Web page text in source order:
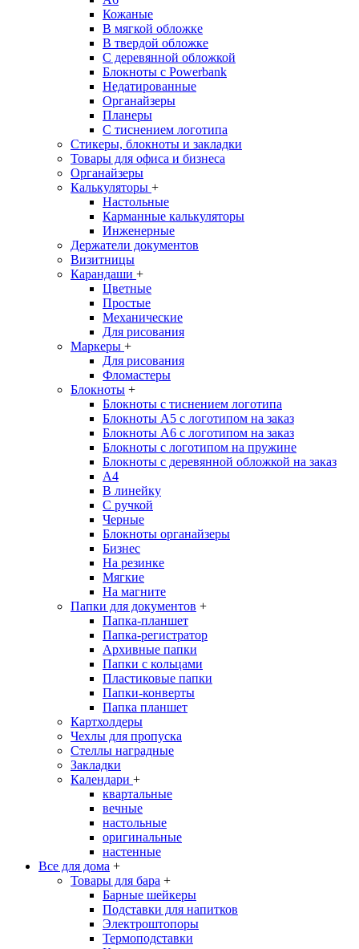
Кожаные
В мягкой обложке
В твердой обложке
С деревянной обложкой
Блокноты с Powerbank
Недатированные
Органайзеры
Планеры
С тиснением логотипа
Стикеры, блокноты и закладки
Товары для офиса и бизнеса
Органайзеры
Калькуляторы +
Настольные
Карманные калькуляторы
Инженерные
Держатели документов
Визитницы
Карандаши +
Цветные
Простые
Механические
Для рисования
Маркеры +
Для рисования
Фломастеры
Блокноты +
Блокноты с тиснением логотипа
Блокноты А5 с логотипом на заказ
Блокноты А6 с логотипом на заказ
Блокноты с логотипом на пружине
Блокноты с деревянной обложкой на заказ
A4
В линейку
С ручкой
Черные
Блокноты органайзеры
Бизнес
На резинке
Мягкие
На магните
Папки для документов +
Папка-планшет
Папка-регистратор
Архивные папки
Папки с кольцами
Пластиковые папки
Папки-конверты
Папка планшет
Картхолдеры
Чехлы для пропуска
Стеллы наградные
Закладки
Календари +
квартальные
вечные
настольные
оригинальные
настенные
Все для дома +
Товары для бара +
Барные шейкеры
Подставки для напитков
Электроштопоры
Термоподставки